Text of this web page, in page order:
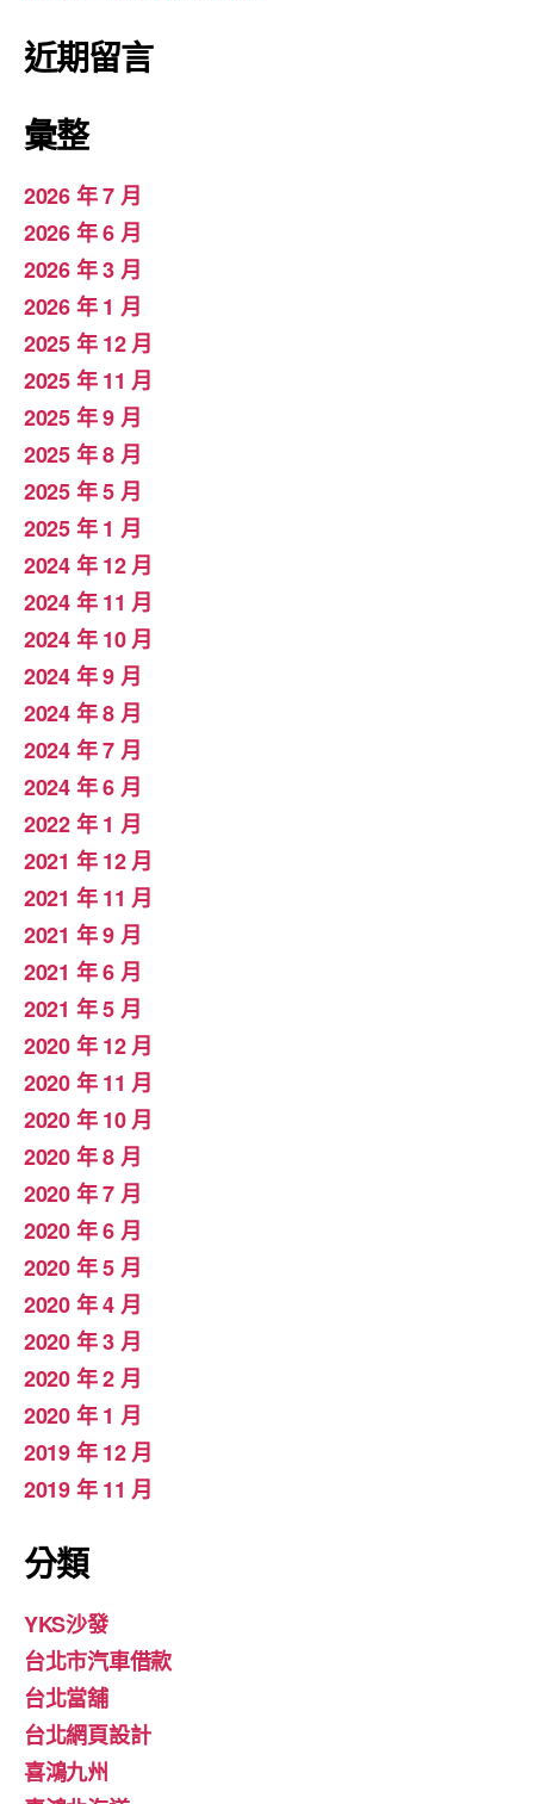
近期留言
彙整
2026 年 7 月
2026 年 6 月
2026 年 3 月
2026 年 1 月
2025 年 12 月
2025 年 11 月
2025 年 9 月
2025 年 8 月
2025 年 5 月
2025 年 1 月
2024 年 12 月
2024 年 11 月
2024 年 10 月
2024 年 9 月
2024 年 8 月
2024 年 7 月
2024 年 6 月
2022 年 1 月
2021 年 12 月
2021 年 11 月
2021 年 9 月
2021 年 6 月
2021 年 5 月
2020 年 12 月
2020 年 11 月
2020 年 10 月
2020 年 8 月
2020 年 7 月
2020 年 6 月
2020 年 5 月
2020 年 4 月
2020 年 3 月
2020 年 2 月
2020 年 1 月
2019 年 12 月
2019 年 11 月
分類
YKS沙發
台北市汽車借款
台北當舖
台北網頁設計
喜鴻九州